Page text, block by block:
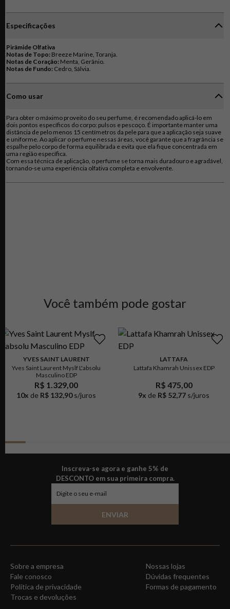
e a toranja, proporcionando uma abertura revigorante e refrescante. No
vibrante. Por fim, as notas de base de cedro e sálvia revelam uma profundidade
diário, seja no trabalho, em momentos de lazer ou em ocasiões especiais ao ar
livre. Sua projeção moderada e longevidade agradável garantem que você se
sinta confiante e pronto para enfrentar qualquer desafio. O frasco icônico do
perfume reflete a essência do oceano, com sua tonalidade azul suave e linhas
liberdade com o Kenzo Homme Marine Masculino EDT. Deixe-se envolver pela
Especificações
Pirâmide Olfativa
Notas de Topo:
Notas de Coração:
Notas de Fundo: Cedro, Sálvia.
Como usar
Para obter o máximo proveito do seu perfume, é recomendado aplicá-lo em
dois pontos específicos do corpo: pulsos e pescoço. É importante manter uma
distância de pelo menos 15 centímetros da pele para que a aplicação seja suave
e uniforme. Ao aplicar o perfume nessas áreas, você garante que a fragrância se
espalhe pelo corpo de forma equilibrada e evita que ela fique concentrada em
uma região específica.
Com essa técnica de aplicação, o perfume se torna mais duradouro e agradável,
tornando-se uma experiência olfativa completa e envolvente.
Você também pode gostar
YVES SAINT LAURENT
Yves Saint Laurent Myslf L'absolu
Masculino EDP
R$ 1.329,00
10x de R$ 132,90 s/juros
LATTAFA
Lattafa Khamrah Unissex EDP
R$ 475,00
9x de R$ 52,77 s/juros
Inscreva-se agora e ganhe 5% de
DESCONTO em sua primeira compra.
ENVIAR
Sobre a empresa
Nossas lojas
Fale conosco
Dúvidas frequentes
Política de privacidade
Formas de pagamento
Trocas e devoluções